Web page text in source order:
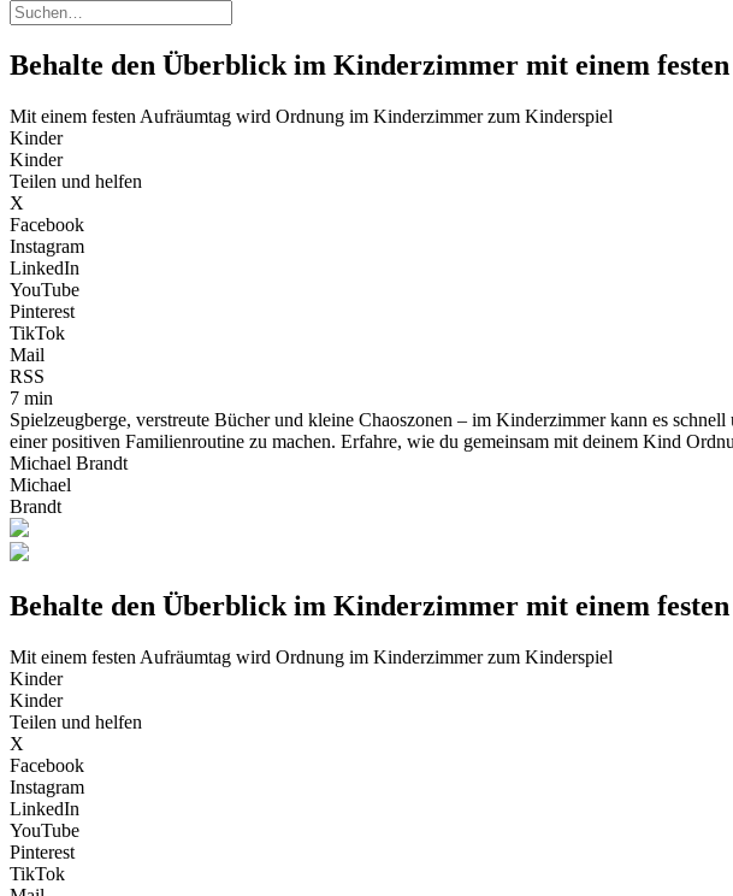
Behalte den Überblick im Kinderzimmer mit einem
Mit einem festen Aufräumtag wird Ordnung im Kinderzimmer zum Kinderspiel
Kinder
Kinder
Teilen und helfen
X
Facebook
Instagram
LinkedIn
YouTube
Pinterest
TikTok
Mail
RSS
7 min
Spielzeugberge, verstreute Bücher und kleine Chaoszonen – im Kinderzimmer kann es
einer positiven Familienroutine zu machen. Erfahre, wie du gemeinsam mit deinem Kind
Michael Brandt
Michael
Brandt
Behalte den Überblick im Kinderzimmer mit einem
Mit einem festen Aufräumtag wird Ordnung im Kinderzimmer zum Kinderspiel
Kinder
Kinder
Teilen und helfen
X
Facebook
Instagram
LinkedIn
YouTube
Pinterest
TikTok